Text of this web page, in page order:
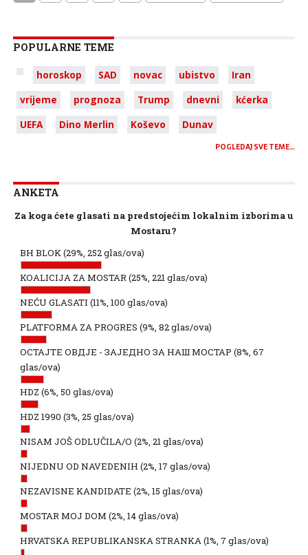
POPULARNE TEME
horoskop SAD novac ubistvo
Iran
vrijeme
prognoza Trump dnevni
kćerka
UEFA
Dino Merlin Koševo Dunav
POGLEDAJ SVE TEME…
ANKETA
Za koga ćete glasati na predstojećim lokalnim izborima u
Mostaru?
BH BLOK(29%, 252 glas/ova)
KOALICIJA ZA MOSTAR(25%, 221 glas/ova)
NEĆU GLASATI (11%, 100 glas/ova)
PLATFORMA ZA PROGRES (9%, 82 glas/ova)
ОСТАЈТЕ ОВДЈЕ - ЗАЈЕДНО ЗА НАШ МОСТАР (8%, 67
glas/ova)
HDZ (6%, 50 glas/ova)
HDZ 1990 (3%, 25 glas/ova)
NISAM JOŠ ODLUČILA/O (2%, 21 glas/ova)
NIJEDNU OD NAVEDENIH (2%, 17 glas/ova)
NEZAVISNE KANDIDATE (2%, 15 glas/ova)
MOSTAR MOJ DOM (2%, 14 glas/ova)
HRVATSKA REPUBLIKANSKA STRANKA(1%, 7 glas/ova)